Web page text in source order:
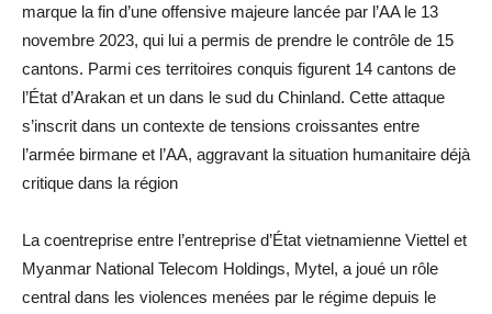
marque la fin d’une offensive majeure lancée par l’AA le 13
novembre 2023, qui lui a permis de prendre le contrôle de 15
cantons. Parmi ces territoires conquis figurent 14 cantons de
l’État d’Arakan et un dans le sud du Chinland. Cette attaque
s’inscrit dans un contexte de tensions croissantes entre
l’armée birmane et l’AA, aggravant la situation humanitaire déjà
critique dans la région
La coentreprise entre l’entreprise d’État vietnamienne Viettel et
Myanmar National Telecom Holdings, Mytel, a joué un rôle
central dans les violences menées par le régime depuis le